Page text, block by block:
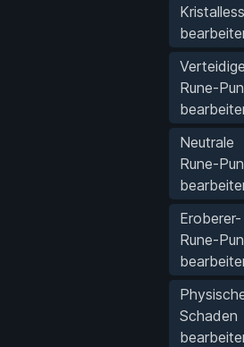
Rune-
Neutrale
Rune-
Eroberer-
Rune-
Schaden